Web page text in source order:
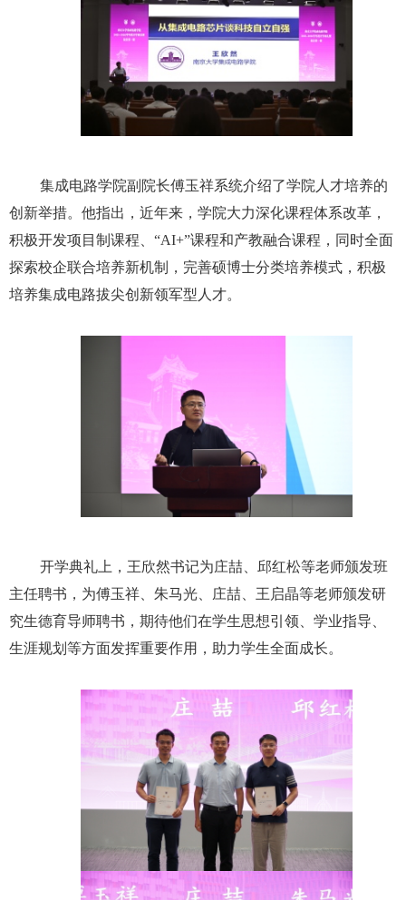
集成电路学院副院长傅玉祥系统介绍了学院人才培养的
创新举措。他指出，近年来，学院大力深化课程体系改革，
积极开发项目制课程、“AI+”课程和产教融合课程，同时全面
探索校企联合培养新机制，完善硕博士分类培养模式，积极
培养集成电路拔尖创新领军型人才。
开学典礼上，王欣然书记为庄喆、邱红松等老师颁发班
主任聘书，为傅玉祥、朱马光、庄喆、王启晶等老师颁发研
究生德育导师聘书，期待他们在学生思想引领、学业指导、
生涯规划等方面发挥重要作用，助力学生全面成长。